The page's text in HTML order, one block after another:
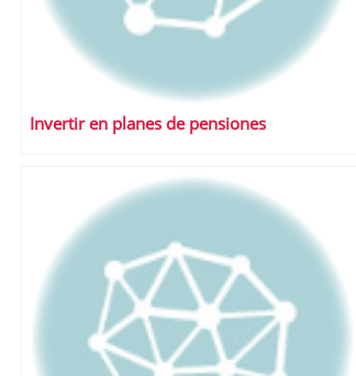
Invertir en planes de pensiones